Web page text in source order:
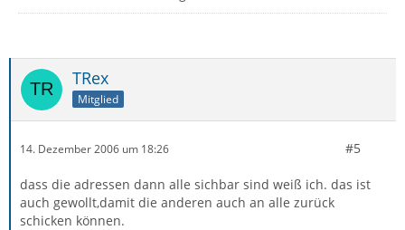
TRex
Mitglied
14. Dezember 2006 um 18:26 #5
dass die adressen dann alle sichbar sind weiß ich. das ist
auch gewollt,damit die anderen auch an alle zurück
schicken können.